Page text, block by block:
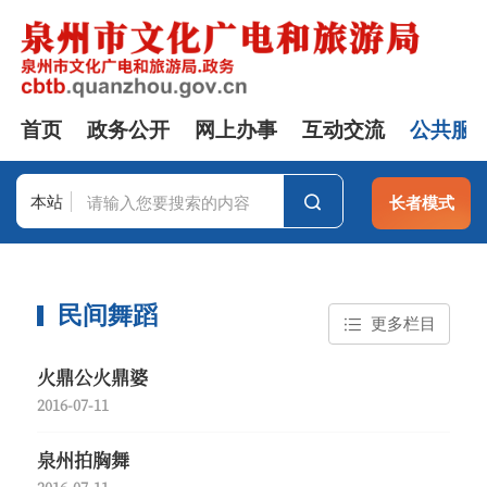
首页 政务公开 网上办事 互动交流 公共服
本站 长者模式
民间舞蹈 更多栏目
火鼎公火鼎婆
2016-07-11
泉州拍胸舞